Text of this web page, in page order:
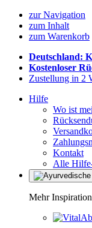
zur Navigation
zum Inhalt
zum Warenkorb
Deutschland:
Kostenloser
Zustellung in 2
Hilfe
Wo ist
Kontakt
Alle
Mehr Inspiration